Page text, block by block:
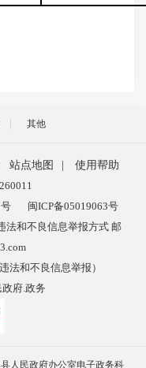
其他
站点地图
使用帮助
闽ICP备05019063号
法和不良信息举报方式 邮
法和不良信息举报）
府.政务
人民政府办公室电子政务科